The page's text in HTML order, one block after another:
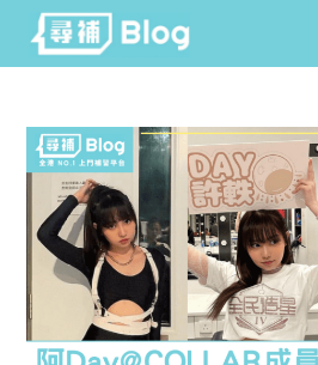
content